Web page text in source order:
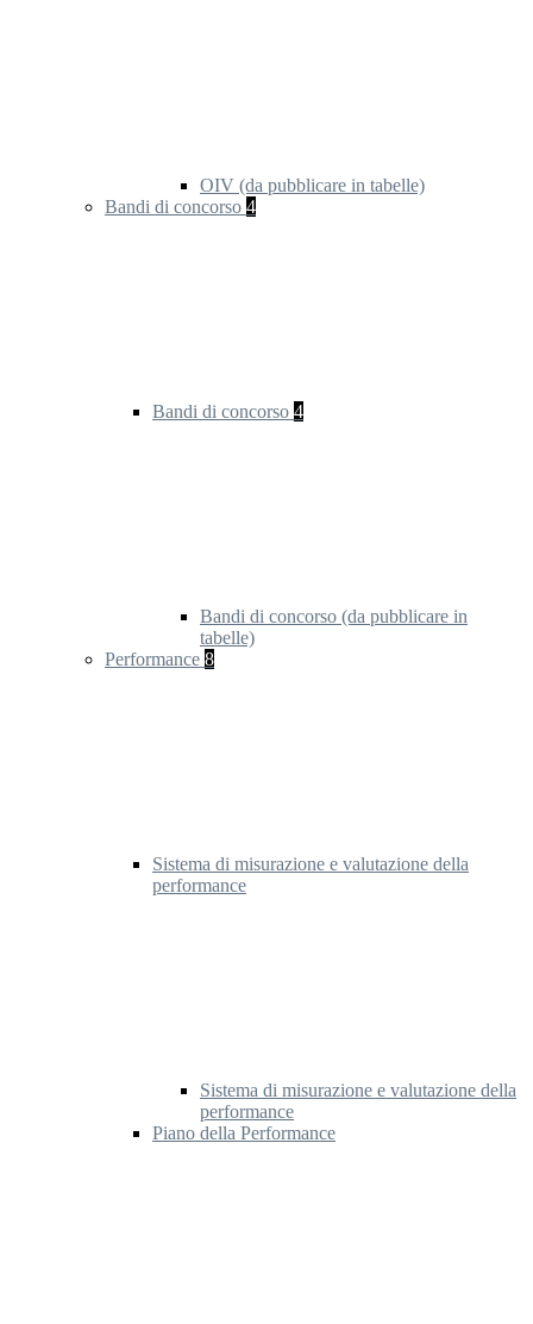
OIV (da pubblicare in tabelle)
Bandi di concorso 4
Bandi di concorso 4
Bandi di concorso (da pubblicare in
tabelle)
Performance 8
Sistema di misurazione e valutazione della
performance
Sistema di misurazione e valutazione della
performance
Piano della Performance